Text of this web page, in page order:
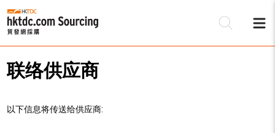
联络供应商
以下信息将传送给供应商: